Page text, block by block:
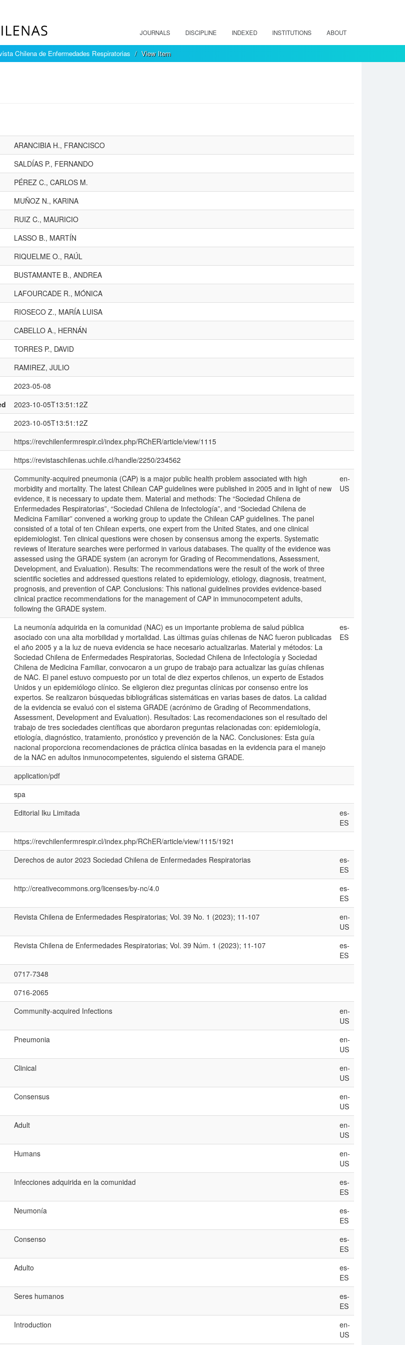
JOURNALS DISCIPLINE INDEXED INSTITUTIONS ABOUT
Chilena de Enfermedades Respiratorias View Item
ARANCIBIA H., FRANCISCO
SALDÍAS P., FERNANDO
PÉREZ C., CARLOS M.
MUÑOZ N., KARINA
RUIZ C., MAURICIO
LASSO B., MARTÍN
RIQUELME O., RAÚL
BUSTAMANTE B., ANDREA
LAFOURCADE R., MÓNICA
RIOSECO Z., MARÍA LUISA
CABELLO A., HERNÁN
TORRES P., DAVID
RAMIREZ, JULIO
2023-05-08
2023-10-05T13:51:12Z
2023-10-05T13:51:12Z
https://revchilenfermrespir.cl/index.php/RChER/article/view/1115
https://revistaschilenas.uchile.cl/handle/2250/234562
Community-acquired pneumonia (CAP) is a major public health problem associated with high
morbidity and mortality. The latest Chilean CAP guidelines were published in 2005 and in light of new
evidence, it is necessary to update them. Material and methods: The “Sociedad Chilena de
Enferme­dades Respiratorias”, “Sociedad Chilena de Infectología”, and “Sociedad Chilena de
Medicina Fami­liar” convened a working group to update the Chilean CAP guidelines. The panel
consisted of a total of ten Chilean experts, one expert from the United States, and one clinical
epidemiologist. Ten clinical questions were chosen by consensus among the experts. Systematic
reviews of literature searches were performed in various databases. The quality of the evidence was
assessed using the GRADE system (an acronym for Grading of Recommendations, Assessment,
Development, and Evaluation). Results: The recommendations were the result of the work of three
scientific societies and addressed questions related to epidemiology, etiology, diagnosis, treatment,
prognosis, and prevention of CAP. Conclusions: This national guidelines provides evidence-based
clinical practice recommendations for the management of CAP in immunocompetent adults,
following the GRADE system.
en-
US
La neumonía adquirida en la comunidad (NAC) es un importante problema de salud pública
asociado con una alta morbilidad y mortalidad. Las últimas guías chilenas de NAC fueron publicadas
el año 2005 y a la luz de nueva evidencia se hace necesario actualizarlas. Material y métodos: La
So­ciedad Chilena de Enfermedades Respiratorias, Sociedad Chilena de Infectología y Sociedad
Chilena de Medicina Familiar, convocaron a un grupo de trabajo para actualizar las guías chilenas
de NAC. El panel estuvo compuesto por un total de diez expertos chilenos, un experto de Estados
Unidos y un epidemiólogo clínico. Se eligieron diez preguntas clínicas por consenso entre los
expertos. Se realizaron búsquedas bibliográficas sistemáticas en varias bases de datos. La calidad
de la evidencia se evaluó con el sistema GRADE (acrónimo de Grading of Recommendations,
Assessment, Development and Evaluation). Resultados: Las recomendaciones son el resultado del
trabajo de tres sociedades cientí­ficas que abordaron preguntas relacionadas con: epidemiología,
etiología, diagnóstico, tratamiento, pronóstico y prevención de la NAC. Conclusiones: Esta guía
nacional proporciona recomendaciones de práctica clínica basadas en la evidencia para el manejo
de la NAC en adultos inmunocompetentes, siguiendo el sistema GRADE.
es-
ES
application/pdf
spa
Editorial Iku Limitada
es-
ES
https://revchilenfermrespir.cl/index.php/RChER/article/view/1115/1921
Derechos de autor 2023 Sociedad Chilena de Enfermedades Respiratorias
es-
ES
http://creativecommons.org/licenses/by-nc/4.0
es-
ES
Revista Chilena de Enfermedades Respiratorias; Vol. 39 No. 1 (2023); 11-107
en-
US
Revista Chilena de Enfermedades Respiratorias; Vol. 39 Núm. 1 (2023); 11-107
es-
ES
0717-7348
0716-2065
Community-acquired Infections
en-
US
Pneumonia
en-
US
Clinical
en-
US
Consensus
en-
US
Adult
en-
US
Humans
en-
US
Infecciones adquirida en la comunidad
es-
ES
Neumonía
es-
ES
Consenso
es-
ES
Adulto
es-
ES
Seres humanos
es-
ES
Introduction
en-
US